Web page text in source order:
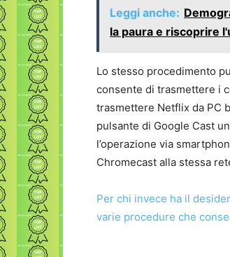
Leggi anche:
la paura e riscoprire
Lo stesso procedimento
consente di trasmettere i
trasmettere Netflix da PC
pulsante di Google Cast
l’operazione via
Chromecast alla stessa
Per chi invece ha il
varie procedure che